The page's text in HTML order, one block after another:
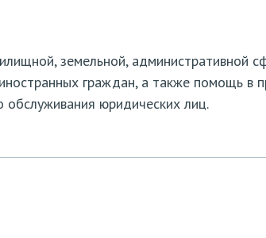
земельной, административной
граждан, а также помощь в
юридических лиц.